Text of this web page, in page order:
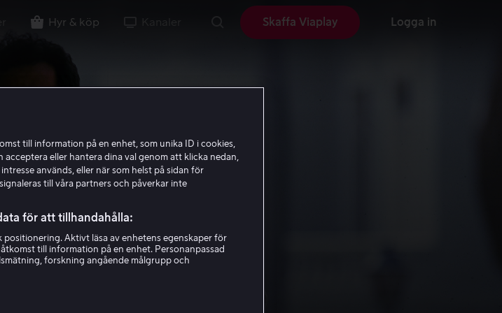
Hyr & köp Skaffa Viaplay Logga in
till information på en enhet, som unika ID i cookies,
eller hantera dina val genom att klicka nedan,
används, eller när som helst på sidan för
till våra partners och påverkar inte
för att tillhandahålla:
Aktivt läsa av enhetens egenskaper för
till information på en enhet. Personanpassad
forskning angående målgrupp och